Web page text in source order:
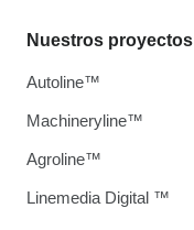
Nuestros proyectos
Autoline™
Machineryline™
Agroline™
Linemedia Digital ™